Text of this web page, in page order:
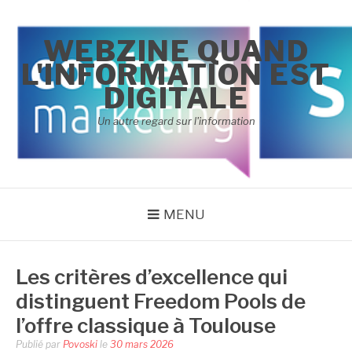
WEBZINE QUAND
L'INFORMATION EST
DIGITALE
Un autre regard sur l'information
MENU
Les critères d’excellence qui
distinguent Freedom Pools de
l’offre classique à Toulouse
Publié par Povoski le 30 mars 2026